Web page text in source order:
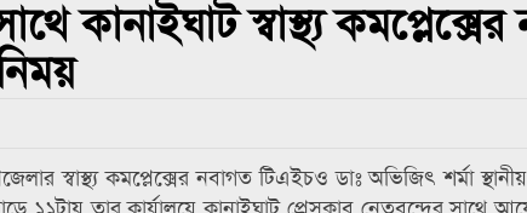
কানাইঘাট স্বাস্থ্য
স্বাস্থ্য কমপ্লেক্সের নবাগত টিএইচও ডাঃ অভিজিৎ শর্মা
১১টায় তার কার্যালয়ে কানাইঘাট প্রেসক্লাব নেতৃবৃন্দের সাথে